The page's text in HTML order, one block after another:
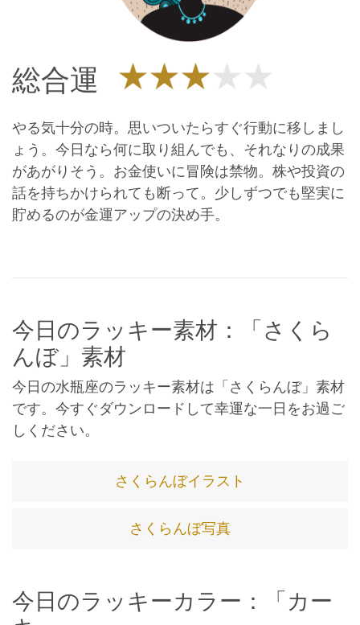
総合運
やる気十分の時。思いついたらすぐ行動に移しまし
ょう。今日なら何に取り組んでも、それなりの成果
があがりそう。お金使いに冒険は禁物。株や投資の
話を持ちかけられても断って。少しずつでも堅実に
貯めるのが金運アップの決め手。
今日のラッキー素材：「さくら
んぼ」素材
今日の水瓶座のラッキー素材は「さくらんぼ」素材
です。今すぐダウンロードして幸運な一日をお過ご
しください。
さくらんぼイラスト
さくらんぼ写真
今日のラッキーカラー：「カー